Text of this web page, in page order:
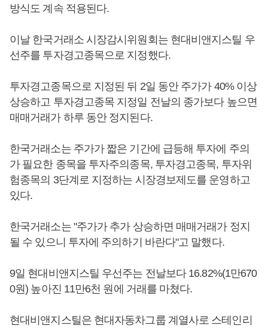
방식도 계속 적용된다.
이날 한국거래소 시장감시위원회는 현대비앤지스틸 우
선주를 투자경고종목으로 지정했다.
투자경고종목으로 지정된 뒤 2일 동안 주가가 40% 이상
상승하고 투자경고종목 지정일 전날의 종가보다 높으면
매매거래가 하루 동안 정지된다.
한국거래소는 주가가 짧은 기간에 급등해 투자에 주의
가 필요한 종목을 투자주의종목, 투자경고종목, 투자위
험종목의 3단계로 지정하는 시장경보제도를 운영하고
있다.
한국거래소는 "주가가 추가 상승하면 매매거래가 정지
될 수 있으니 투자에 주의하기 바란다"고 말했다.
9일 현대비앤지스틸 우선주는 전날보다 16.82%(1만670
0원) 높아진 11만6천 원에 거래를 마쳤다.
현대비앤지스틸은 현대자동차그룹 계열사로 스테인리